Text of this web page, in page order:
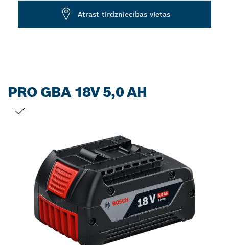
Atrast tirdzniecības vietas
PRO GBA 18V 5,0 AH